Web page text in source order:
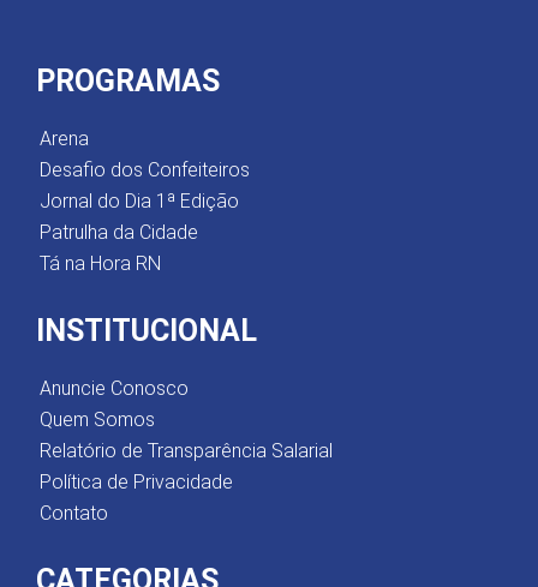
PROGRAMAS
Arena
Desafio dos Confeiteiros
Jornal do Dia 1ª Edição
Patrulha da Cidade
Tá na Hora RN
INSTITUCIONAL
Anuncie Conosco
Quem Somos
Relatório de Transparência Salarial
Política de Privacidade
Contato